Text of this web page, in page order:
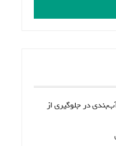
در جلوگیری از